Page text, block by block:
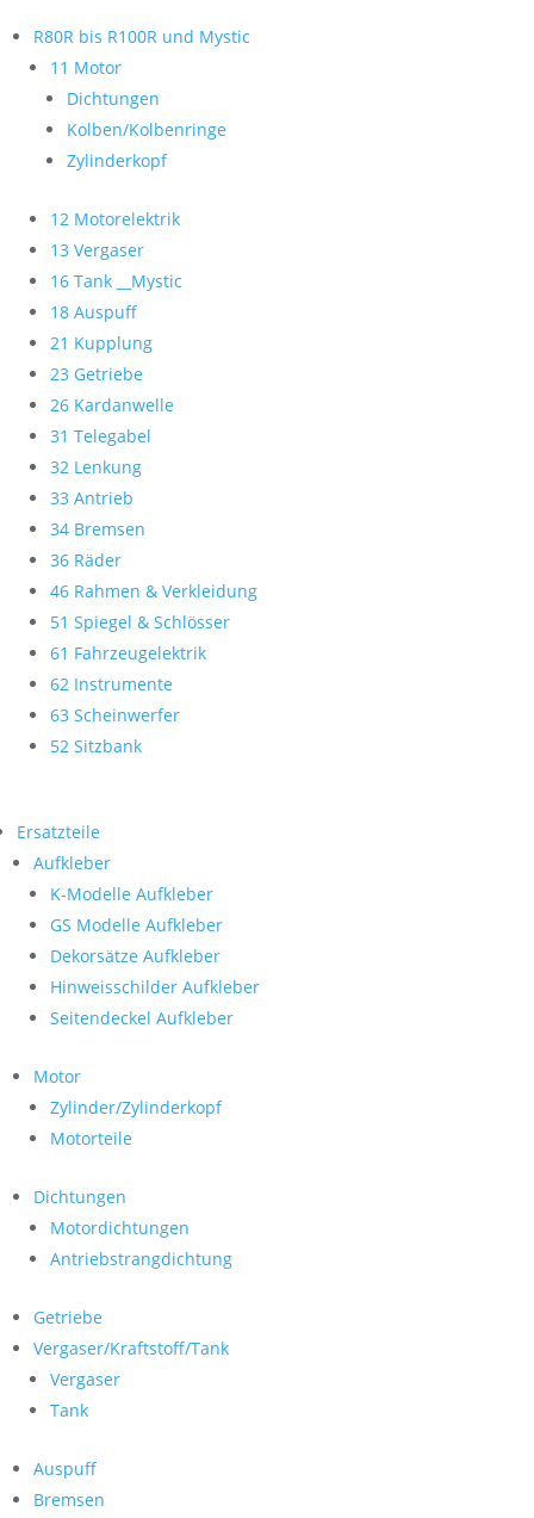
R80R bis R100R und Mystic
11 Motor
Dichtungen
Kolben/Kolbenringe
Zylinderkopf
12 Motorelektrik
13 Vergaser
16 Tank __Mystic
18 Auspuff
21 Kupplung
23 Getriebe
26 Kardanwelle
31 Telegabel
32 Lenkung
33 Antrieb
34 Bremsen
36 Räder
46 Rahmen & Verkleidung
51 Spiegel & Schlösser
61 Fahrzeugelektrik
62 Instrumente
63 Scheinwerfer
52 Sitzbank
Ersatzteile
Aufkleber
K-Modelle Aufkleber
GS Modelle Aufkleber
Dekorsätze Aufkleber
Hinweisschilder Aufkleber
Seitendeckel Aufkleber
Motor
Zylinder/Zylinderkopf
Motorteile
Dichtungen
Motordichtungen
Antriebstrangdichtung
Getriebe
Vergaser/Kraftstoff/Tank
Vergaser
Tank
Auspuff
Bremsen